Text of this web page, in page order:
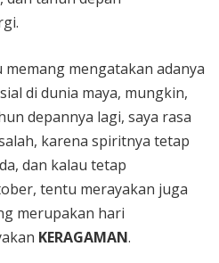
memang mengatakan adanya
di dunia maya, mungkin,
depannya lagi, saya rasa
karena spiritnya tetap
dan kalau tetap
tentu merayakan juga
merupakan hari
KERAGAMAN.